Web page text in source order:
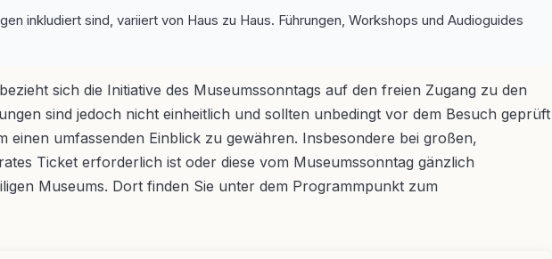
inkludiert sind, variiert von Haus zu Haus. Führungen, Workshops und Audioguides
sich die Initiative des Museumssonntags auf den freien Zugang zu den
sind jedoch nicht einheitlich und sollten unbedingt vor dem Besuch geprüft
umfassenden Einblick zu gewähren. Insbesondere bei großen,
Ticket erforderlich ist oder diese vom Museumssonntag gänzlich
Museums. Dort finden Sie unter dem Programmpunkt zum